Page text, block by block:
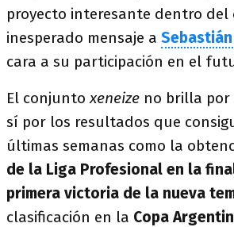
proyecto interesante dentro del
inesperado mensaje a
cara a su participación en el
El conjuntoxeneize no brilla
sí por los resultados que
últimas semanas como la
de la Liga Profesional en la
primera victoria de la nueva
clasificación en la Copa